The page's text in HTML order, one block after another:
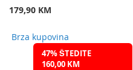
179,90 KM
Brza kupovina
47% ŠTEDITE
160,00 KM